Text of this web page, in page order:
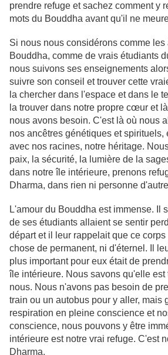
prendre refuge et sachez comment y
mots du Bouddha avant qu'il ne
Si nous nous considérons comme
Bouddha, comme de vrais étudiants
nous suivons ses enseignements
suivre son conseil et trouver cette
la chercher dans l'espace et dans le
la trouver dans notre propre cœur et
nous avons besoin. C'est là où nous
nos ancêtres génétiques et spirituels,
avec nos racines, notre héritage.
paix, la sécurité, la lumière de la
dans notre île intérieure, prenons
Dharma, dans rien ni personne
L'amour du Bouddha est immense. Il
de ses étudiants allaient se sentir
départ et il leur rappelait que ce
chose de permanent, ni d'éternel. Il
plus important pour eux était de
île intérieure. Nous savons qu'elle est
nous. Nous n'avons pas besoin de
train ou un autobus pour y aller, mais
respiration en pleine conscience et
conscience, nous pouvons y être
intérieure est notre vrai refuge. C'est
Dharma.